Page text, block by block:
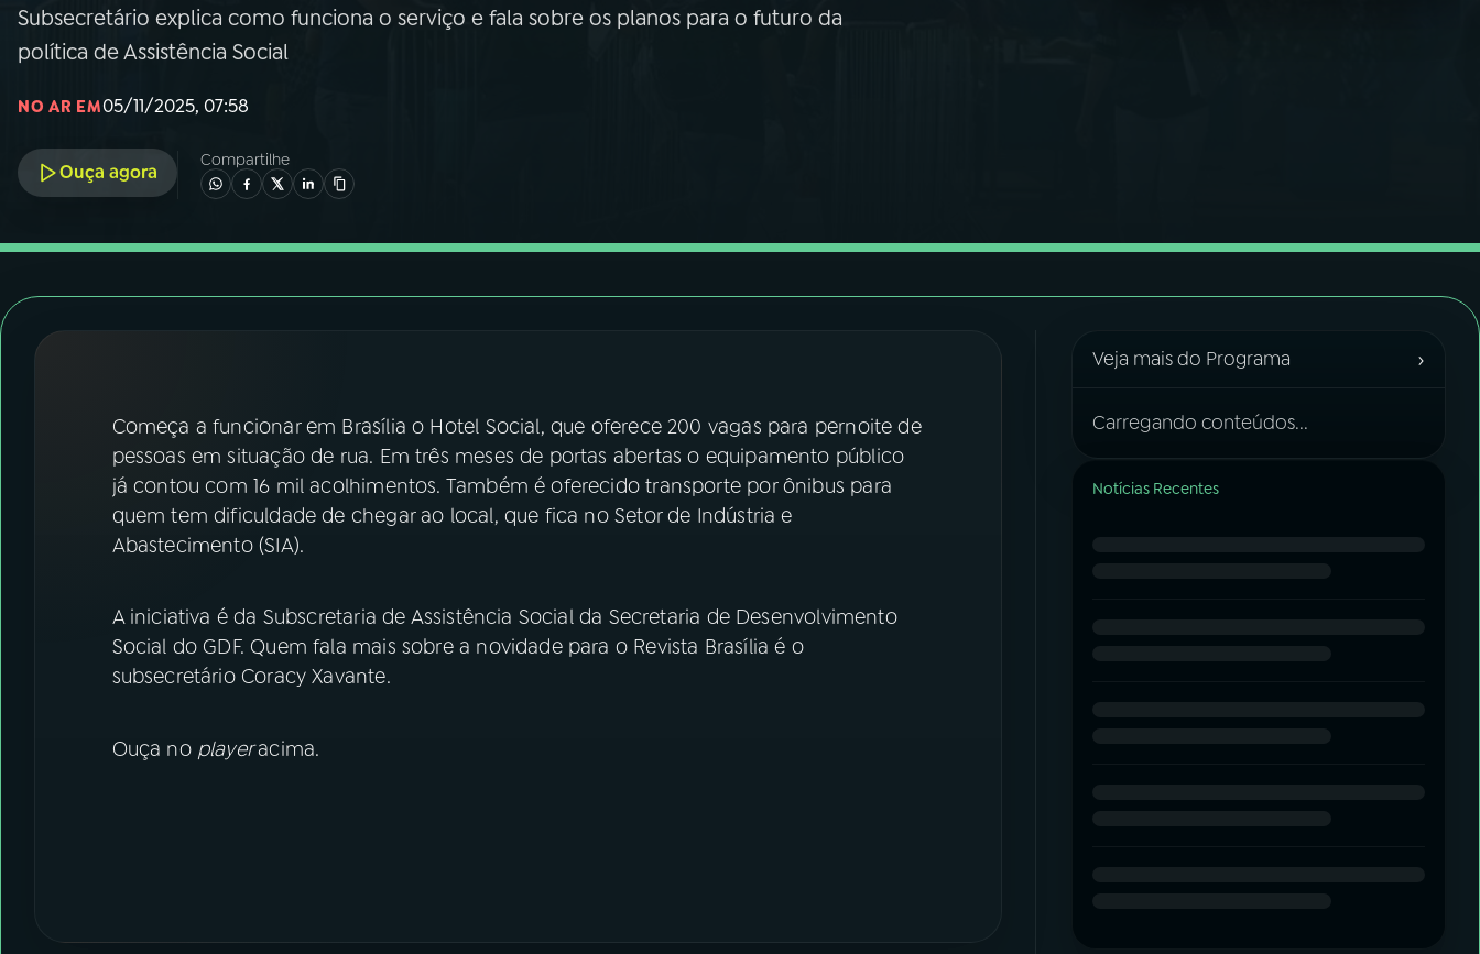
04PROGRAMAS
05 PODCASTS
06VIDEOCASTS
07ÚLTIMAS
YouTube Facebook
Instagram X
Subsecretário explica como funciona o serviço e fala sobre os planos para o futuro da
política de Assistência Social
NO AR EM05/11/2025, 07:58
Ouça agora
Compartilhe
Começa a funcionar em Brasília o Hotel Social, que oferece 200 vagas para pernoite de
pessoas em situação de rua. Em três meses de portas abertas o equipamento público
já contou com 16 mil acolhimentos. Também é oferecido transporte por ônibus para
quem tem dificuldade de chegar ao local, que fica no Setor de Indústria e
Abastecimento (SIA).
A iniciativa é da Subscretaria de Assistência Social da Secretaria de Desenvolvimento
Social do GDF. Quem fala mais sobre a novidade para o Revista Brasília é o
subsecretário Coracy Xavante.
Ouça no playeracima.
Veja mais do Programa ›
Carregando conteúdos...
Notícias Recentes